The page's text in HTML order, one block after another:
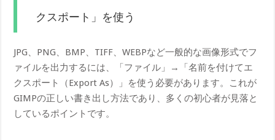
クスポート」を使う
JPG、PNG、BMP、TIFF、WEBPなど一般的な画像形式でフ
ァイルを出力するには、「ファイル」→「名前を付けてエ
クスポート（Export As）」を使う必要があります。これが
GIMPの正しい書き出し方法であり、多くの初心者が見落と
しているポイントです。